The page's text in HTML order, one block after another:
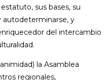
sus bases, su
autodeterminarse, y
del intercambio
la Asamblea
regionales,